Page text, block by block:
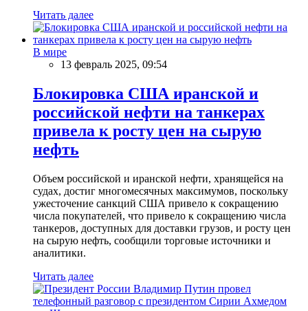
Читать далее
В мире
13 февраль 2025, 09:54
Блокировка США иранской и
российской нефти на танкерах
привела к росту цен на сырую
нефть
Объем российской и иранской нефти, хранящейся на
судах, достиг многомесячных максимумов, поскольку
ужесточение санкций США привело к сокращению
числа покупателей, что привело к сокращению числа
танкеров, доступных для доставки грузов, и росту цен
на сырую нефть, сообщили торговые источники и
аналитики.
Читать далее